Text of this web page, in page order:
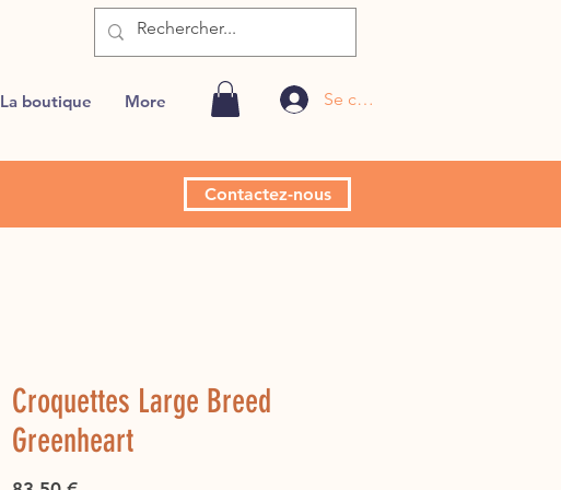
La boutique More Se connecter
Contactez-nous
Croquettes Large Breed
Greenheart